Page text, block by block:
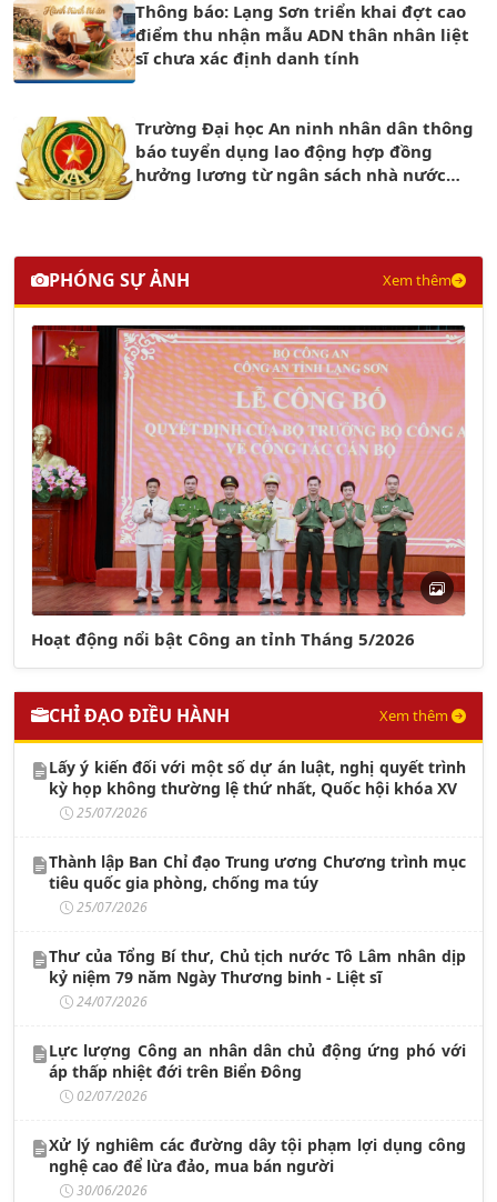
Thông báo: Lạng Sơn triển khai đợt cao
điểm thu nhận mẫu ADN thân nhân liệt
sĩ chưa xác định danh tính
Trường Đại học An ninh nhân dân thông
báo tuyển dụng lao động hợp đồng
hưởng lương từ ngân sách nhà nước
PHÓNG SỰ ẢNH Xem thêm
Hoạt động nổi bật Công an tỉnh Tháng 5/2026
CHỈ ĐẠO ĐIỀU HÀNH Xem thêm
Lấy ý kiến đối với một số dự án luật, nghị quyết trình
kỳ họp không thường lệ thứ nhất, Quốc hội khóa XV
25/07/2026
Thành lập Ban Chỉ đạo Trung ương Chương trình mục
tiêu quốc gia phòng, chống ma túy
25/07/2026
Thư của Tổng Bí thư, Chủ tịch nước Tô Lâm nhân dịp
kỷ niệm 79 năm Ngày Thương binh - Liệt sĩ
24/07/2026
Lực lượng Công an nhân dân chủ động ứng phó với
áp thấp nhiệt đới trên Biển Đông
02/07/2026
Xử lý nghiêm các đường dây tội phạm lợi dụng công
nghệ cao để lừa đảo, mua bán người
30/06/2026